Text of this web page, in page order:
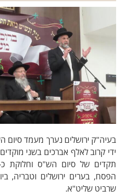
ירושלים נערך מעמד סיום
קרוב לאלף אברכים בשני
בערים ירושלים וטבריה,
שליט"א.